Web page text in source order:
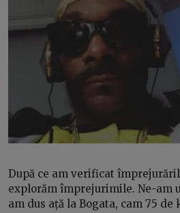
După ce am verificat
explorăm împrejurimile. Ne-am
am dus ață la Bogata, cam 75